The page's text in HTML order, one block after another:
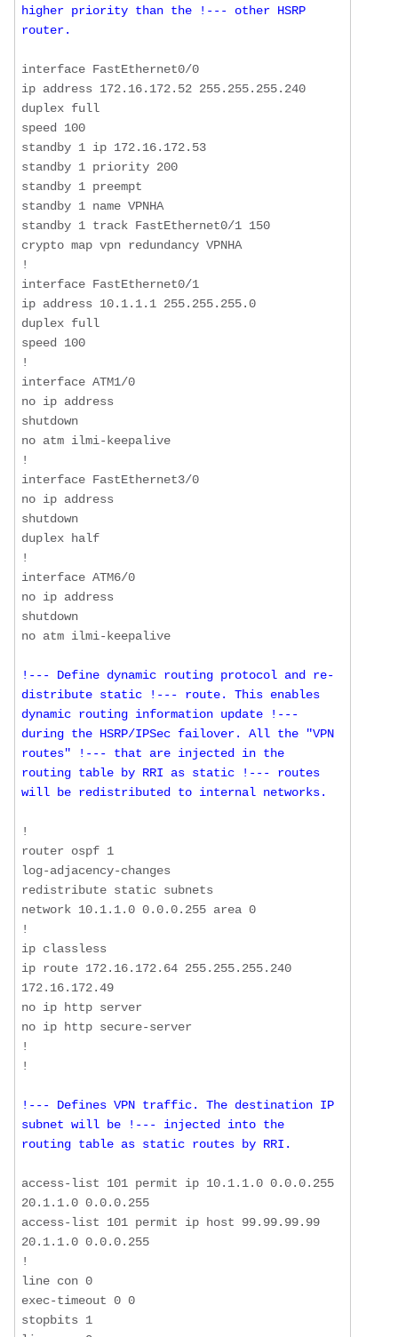
higher priority than the !--- other HSRP
router.
interface FastEthernet0/0
ip address 172.16.172.52 255.255.255.240
duplex full
speed 100
standby 1 ip 172.16.172.53
standby 1 priority 200
standby 1 preempt
standby 1 name VPNHA
standby 1 track FastEthernet0/1 150
crypto map vpn redundancy VPNHA
!
interface FastEthernet0/1
ip address 10.1.1.1 255.255.255.0
duplex full
speed 100
!
interface ATM1/0
no ip address
shutdown
no atm ilmi-keepalive
!
interface FastEthernet3/0
no ip address
shutdown
duplex half
!
interface ATM6/0
no ip address
shutdown
!--- Define dynamic routing protocol and re-
distribute static !--- route. This enables
dynamic routing information update !---
during the HSRP/IPSec failover. All the "VPN
routes" !--- that are injected in the
routing table by RRI as static !--- routes
will be redistributed to internal networks.
!
router ospf 1
log-adjacency-changes
redistribute static subnets
network 10.1.1.0 0.0.0.255 area 0
!
ip classless
ip route 172.16.172.64 255.255.255.240
172.16.172.49
no ip http server
no ip http secure-server
!
!--- Defines VPN traffic. The destination IP
subnet will be !--- injected into the
routing table as static routes by RRI.
access-list 101 permit ip 10.1.1.0 0.0.0.255
20.1.1.0 0.0.0.255
access-list 101 permit ip host 99.99.99.99
20.1.1.0 0.0.0.255
!
line con 0
exec-timeout 0 0
stopbits 1